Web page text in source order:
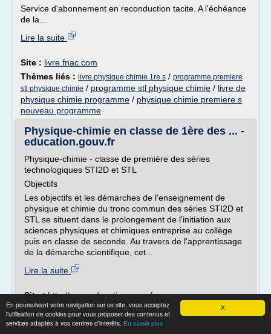
X
En poursuivant votre navigation sur ce site, vous acceptez
l'utilisation de cookies pour vous proposer des contenus et
services adaptés à vos centres d'intérêts. En savoir plus
Service d'abonnement en reconduction tacite. A l'échéance
de la...
Lire la suite
Site : livre.fnac.com
Thèmes liés : livre physique chimie 1re s / programme premiere
stl physique chimie / programme stl physique chimie / livre de
physique chimie programme / physique chimie premiere s
nouveau programme
Physique-chimie en classe de 1ère des ... -
education.gouv.fr
Physique-chimie - classe de première des séries
technologiques STI2D et STL
Objectifs
Les objectifs et les démarches de l'enseignement de
physique et chimie du tronc commun des séries STI2D et
STL se situent dans le prolongement de l'initiation aux
sciences physiques et chimiques entreprise au collège
puis en classe de seconde. Au travers de l'apprentissage
de la démarche scientifique, cet...
Lire la suite
Site :http://www.education.gouv.fr
Thèmes liés :physique chimie premiere l
laboratoire de chimie et de l environnement